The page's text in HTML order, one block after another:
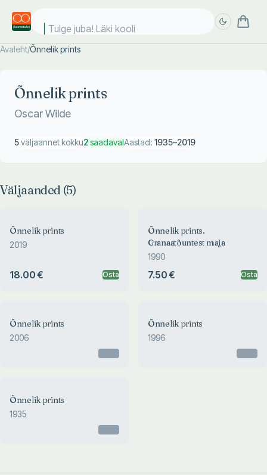
Tulge juba! Läki kooli!
Avaleht/Õnnelik prints
Õnnelik prints
Oscar Wilde
5väljaannet kokku2saadavalAastad: 1935–2019
Väljaanded (5)
Õnnelik prints
2019
18.00 € Osta
Õnnelik prints.
Granaatõuntest maja
1990
7.50 € Osta
Õnnelik prints
2006
Õnnelik prints
1996
Õnnelik prints
1935